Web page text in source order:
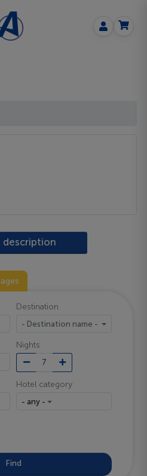
description
Destination
- Destination name -
Nights
Hotel category
- any -
Find